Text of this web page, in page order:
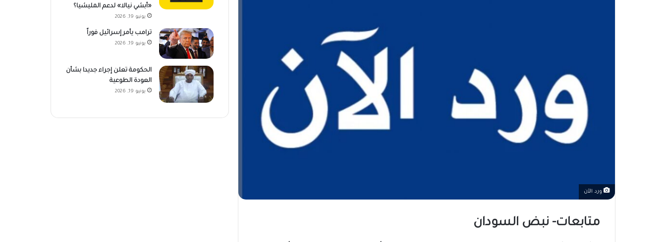
ورد الآن
متابعات- نبض السودان
«أبشي نيالا» لدعم المليشيا؟
يونيو 19, 2026
ترامب يأمر إسرائيل فوراً
يونيو 19, 2026
الحكومة تعلن إجراء جديدا بشأن
العودة الطوعية
يونيو 19, 2026